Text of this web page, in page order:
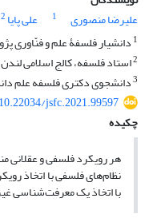
علیرضا منصوری
1 علی پایا 2
1 دانشیار فلسفۀ علم و فنّاوری
2استاد فلسفه، کالج اسلامی
3دانشجوی دکتری فلسفه علم
10.22034/jsfc.2021.99597
چکیده
هر رویکرد فلسفی و عقلانی
نظام‌های فلسفی با اتخاذ
با اتخاذ یک معرفت‌شناسی